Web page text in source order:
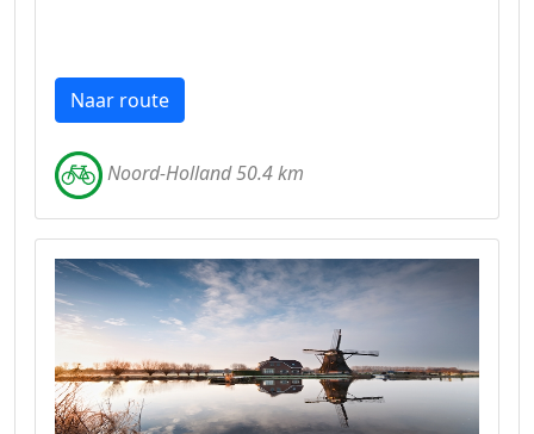
Naar route
Noord-Holland 50.4 km